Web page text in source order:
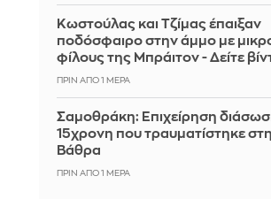
Κωστούλας και Τζίμας έπαιξαν
ποδόσφαιρο στην άμμο με
φίλους της Μπράιτον - Δείτε
ΠΡΙΝ ΑΠΌ 1 ΜΈΡΑ
Σαμοθράκη: Επιχείρηση
15χρονη που τραυματίστηκε στη
Βάθρα
ΠΡΙΝ ΑΠΌ 1 ΜΈΡΑ